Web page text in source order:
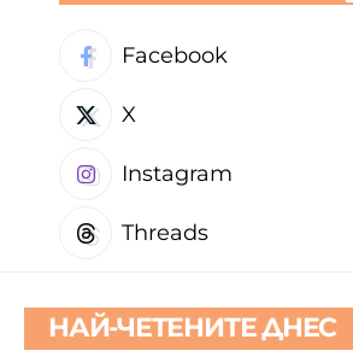
Facebook
X
Instagram
Threads
НАЙ-ЧЕТЕНИТЕ ДНЕС